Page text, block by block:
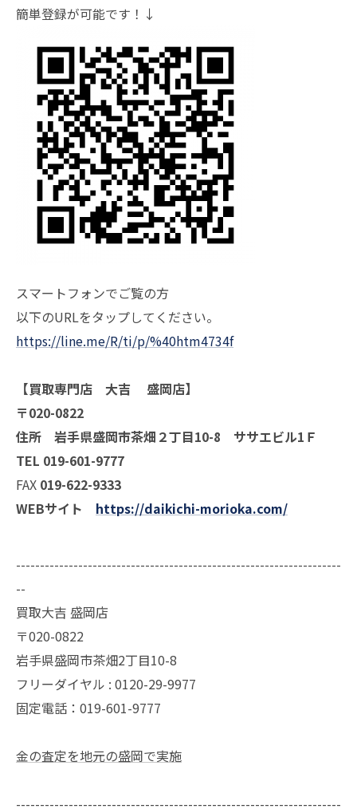
簡単登録が可能です！↓
スマートフォンでご覧の方
以下のURLをタップしてください。
https://line.me/R/ti/p/%40htm4734f
【買取専門店 大吉 盛岡店】
〒020-0822
住所 岩手県盛岡市茶畑２丁目10-8 ササエビル1Ｆ
TEL 019-601-9777
FAX 019-622-9333
WEBサイト https://daikichi-morioka.com/
--------------------------------------------------------------------
--
買取大吉 盛岡店
〒020-0822
岩手県盛岡市茶畑2丁目10-8
フリーダイヤル : 0120-29-9977
固定電話：019-601-9777
金の査定を地元の盛岡で実施
--------------------------------------------------------------------